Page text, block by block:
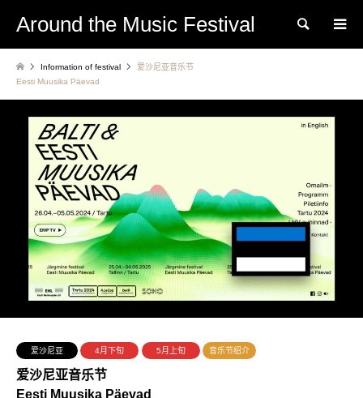
Around the Music Festival Search
Information of festival
爱沙尼亚音乐节
Eesti Muusika Päevad
爱沙尼亚 4月下旬 5月上旬 音乐节绍介
爱沙尼亚音乐节
Eesti Muusika Päevad